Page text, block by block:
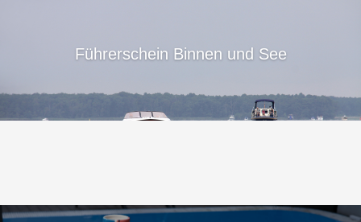
Führerschein Binnen und See